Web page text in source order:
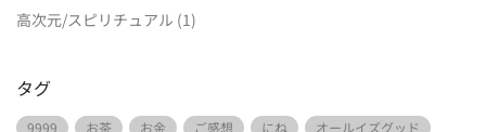
高次元/スピリチュアル (1)
タグ
9999 お茶 お金 ご感想 にね
オールイズグッド